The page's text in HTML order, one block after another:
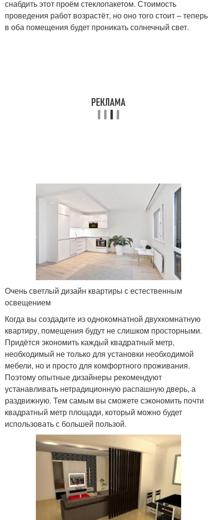
снабдить этот проём стеклопакетом. Стоимость
проведения работ возрастёт, но оно того стоит – теперь
в оба помещения будет проникать солнечный свет.
Очень светлый дизайн квартиры с естественным
освещением
Когда вы создадите из однокомнатной двухкомнатную
квартиру, помещения будут не слишком просторными.
Придётся экономить каждый квадратный метр,
необходимый не только для установки необходимой
мебели, но и просто для комфортного проживания.
Поэтому опытные дизайнеры рекомендуют
устанавливать нетрадиционную распашную дверь, а
раздвижную. Тем самым вы сможете сэкономить почти
квадратный метр площади, который можно будет
использовать с большей пользой.